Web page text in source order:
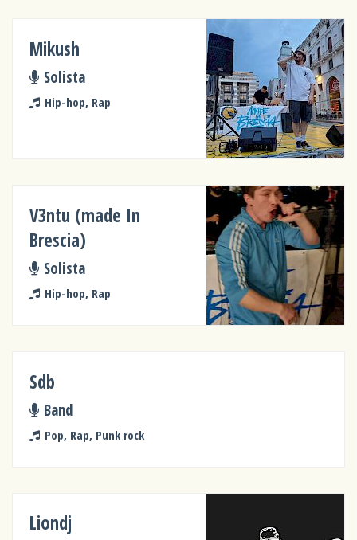
Mikush
Solista
Hip-hop, Rap
V3ntu (made In
Brescia)
Solista
Hip-hop, Rap
Sdb
Band
Pop, Rap, Punk rock
Liondj